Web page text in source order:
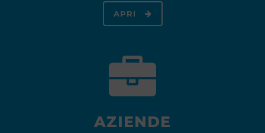
APRI
AZIENDE